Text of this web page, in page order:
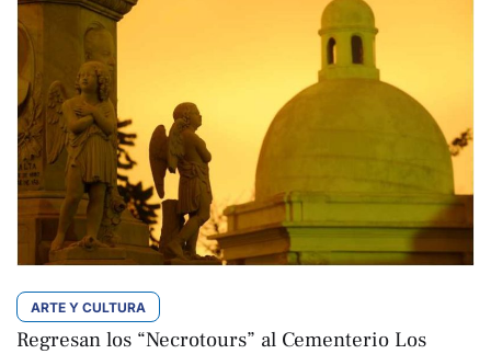
ARTE Y CULTURA
Regresan los “Necrotours” al Cementerio Los